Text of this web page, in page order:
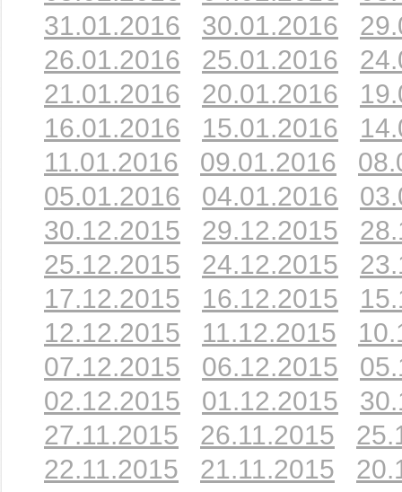
31.01.2016
30.01.2016
26.01.2016
25.01.2016
21.01.2016
20.01.2016
16.01.2016
15.01.2016
11.01.2016
09.01.2016
05.01.2016
04.01.2016
30.12.2015
29.12.2015
25.12.2015
24.12.2015
17.12.2015
16.12.2015
12.12.2015
11.12.2015
07.12.2015
06.12.2015
02.12.2015
01.12.2015
27.11.2015
26.11.2015
22.11.2015
21.11.2015